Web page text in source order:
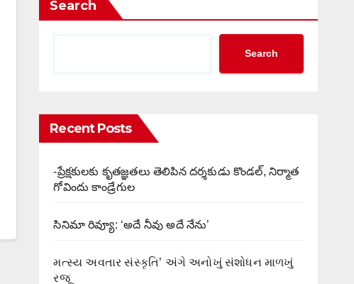
Search
Search
Recent Posts
-ప్రేక్షకులకు కృతజ్ఞతలు తెలిపిన దర్శకుడు కొండల్, నిర్మాత
గోవిందు కాండ్రేగుల
సినిమా రివ్యూ: ‘అదే నీవు అదే నేను’
મત્સ્ય અવતાર સંસ્કૃતિ’ અંગે અનોખું સંશોધન માળખું
રજૂ